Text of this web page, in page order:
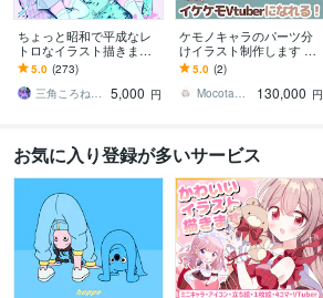
ちょっと昭和で平成なレ
トロなイラスト描きます
昭和・平成レトロ☆ネオ
ン☆パステル
5.0 (273)
三角ころねる☆プロフ必読願います
5,000 円
ケモノキャラのパーツ分
けイラスト制作します 顔
が良いイケケモVtuberに
なりたい方、お任せくだ
さい！
5.0 (2)
Mocota（もこた）
130,000 円
お気に入り登録が多いサービス